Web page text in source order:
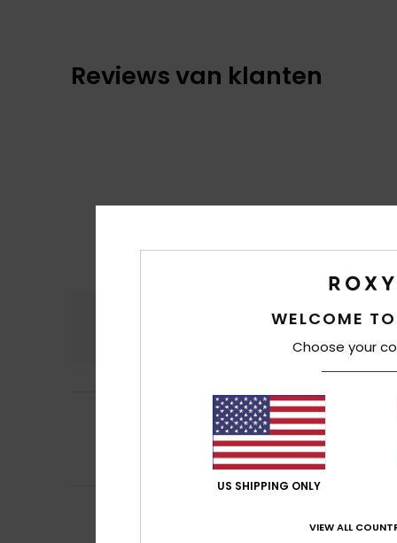
Reviews van klanten
Comfort
Mohamed
Roxy is
Comfort
Ik raad dit
Value for money
WELCOME
Choose your
US SHIPPING ONLY
VIEW ALL